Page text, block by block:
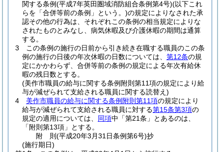
関する条例(平成7年英田圏域消防組合条例第4号)(以下これ
らを「合併等前の条例」という。)の規定によりなされた承
認その他の行為は、それぞれこの条例の相当規定によりな
されたものとみなし、病気休暇及び介護休暇の期間は通算
する。
3
この条例の施行の日前から引き続き在職する職員のこの条
例の施行の日後の年次休暇の日数については、 第12条の規
定にかかわらず、合併等前の条例の規定による年次有給休
暇の残日数とする。
(美作市職員の給与に関する条例附則第11項の規定により給
与が減ぜられて支給される職員に関する読替え)
4
美作市職員の給与に関する条例附則第11項の規定により
給与が減ぜられて支給される職員に対する第15条第3項の
規定の適用については、 同項中「第21条」とあるのは、
「附則第13項」とする。
附 則(平成20年3月31日条例第6号)抄
(施行期日)